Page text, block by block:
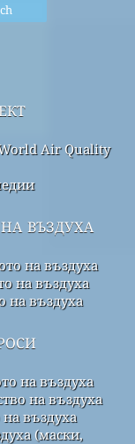
Air Quality
въздуха
на въздуха
на въздуха
на въздуха
на въздуха
на въздуха
въздуха
(маски,